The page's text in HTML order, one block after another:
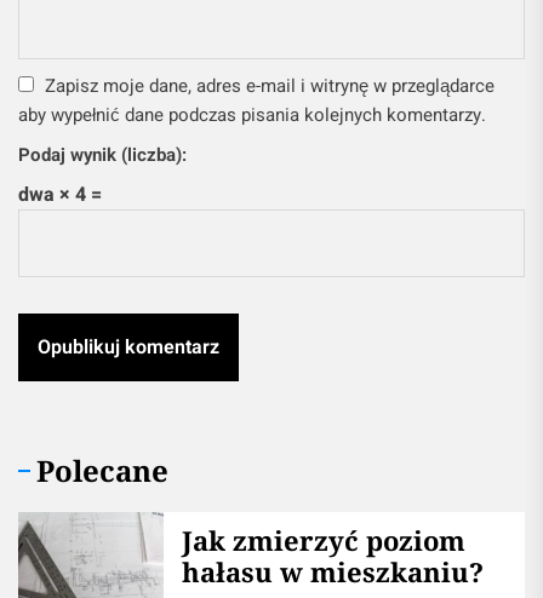
Zapisz moje dane, adres e-mail i witrynę w przeglądarce
aby wypełnić dane podczas pisania kolejnych komentarzy.
Podaj wynik (liczba):
dwa × 4 =
Polecane
Jak zmierzyć poziom
hałasu w mieszkaniu?